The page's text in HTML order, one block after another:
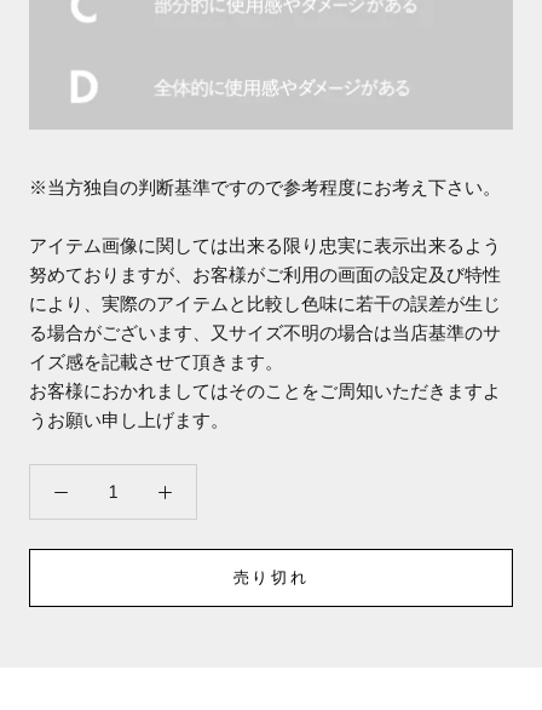
※当方独自の判断基準ですので参考程度にお考え下さい。
アイテム画像に関しては出来る限り忠実に表示出来るよう
努めておりますが、お客様がご利用の画面の設定及び特性
により、実際のアイテムと比較し色味に若干の誤差が生じ
る場合がございます、又サイズ不明の場合は当店基準のサ
イズ感を記載させて頂きます。
お客様におかれましてはそのことをご周知いただきますよ
うお願い申し上げます。
売り切れ